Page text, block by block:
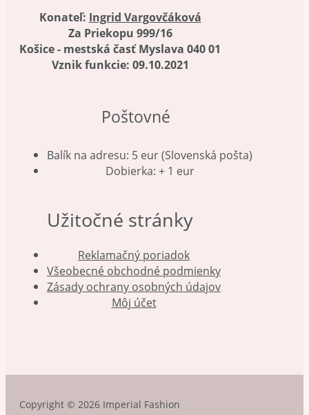
Konateľ: Ingrid Vargovčáková
Za Priekopu 999/16
Košice - mestská časť Myslava 040 01
Vznik funkcie: 09.10.2021
Poštovné
Balík na adresu: 5 eur (Slovenská pošta)
Dobierka: + 1 eur
Užitočné stránky
Reklamačný poriadok
Všeobecné obchodné podmienky
Zásady ochrany osobných údajov
Môj účet
Copyright © 2026 Imperial Fashion